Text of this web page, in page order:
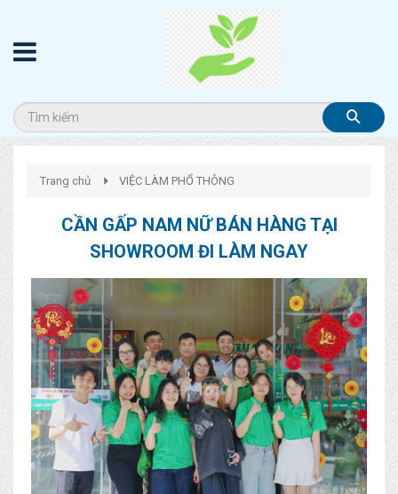
Trang chủ VIỆC LÀM PHỔ THÔNG
CẦN GẤP NAM NỮ BÁN HÀNG TẠI
SHOWROOM ĐI LÀM NGAY